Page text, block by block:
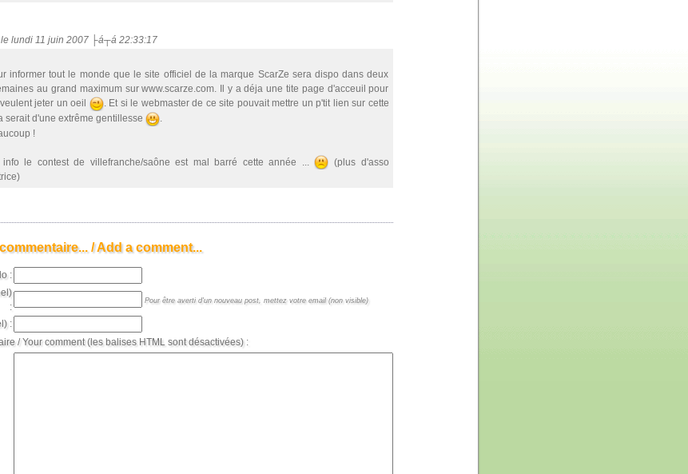
lundi 11 juin 2007 ├á┬á 22:33:17
informer tout le monde que le site officiel de la marque ScarZe sera dispo dans deux
au grand maximum sur www.scarze.com. Il y a déja une tite page d'acceuil pour
jeter un oeil
. Et si le webmaster de ce site pouvait mettre un p'tit lien sur cette
serait d'une extrême gentillesse
.
!
le contest de villefranche/saône est mal barré cette année ...
(plus d'asso
/ Add a comment...
:
:
Pour être averti d'un nouveau post, mettez votre email (non visible)
:
/ Your comment (les balises HTML sont désactivées) :